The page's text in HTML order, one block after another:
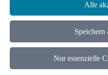
Alle
Speichern
Nur essenzielle